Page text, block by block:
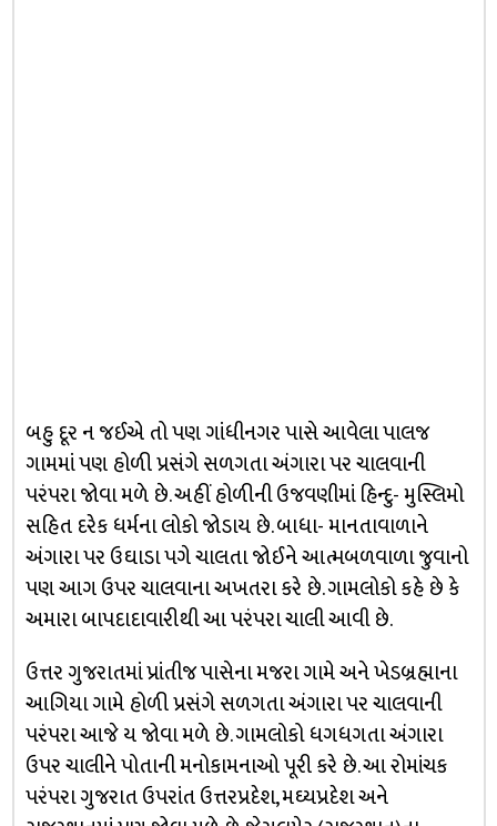
બહુ દૂર ન જઈએ તો પણ ગાંધીનગર પાસે આવેલા પાલજ
ગામમાં પણ હોળી પ્રસંગે સળગતા અંગારા પર ચાલવાની
પરંપરા જોવા મળે છે. અહીં હોળીની ઉજવણીમાં હિન્દુ- મુસ્લિમો
સહિત દરેક ધર્મના લોકો જોડાય છે. બાધા- માનતાવાળાને
અંગારા પર ઉઘાડા પગે ચાલતા જોઈને આત્મબળવાળા જુવાનો
પણ આગ ઉપર ચાલવાના અખતરા કરે છે. ગામલોકો કહે છે કે
અમારા બાપદાદાવારીથી આ પરંપરા ચાલી આવી છે.
ઉત્તર ગુજરાતમાં પ્રાંતીજ પાસેના મજરા ગામે અને ખેડબ્રહ્માના
આગિયા ગામે હોળી પ્રસંગે સળગતા અંગારા પર ચાલવાની
પરંપરા આજે ય જોવા મળે છે. ગામલોકો ધગધગતા અંગારા
ઉપર ચાલીને પોતાની મનોકામનાઓ પૂરી કરે છે. આ રોમાંચક
પરંપરા ગુજરાત ઉપરાંત ઉત્તરપ્રદેશ, મઘ્યપ્રદેશ અને